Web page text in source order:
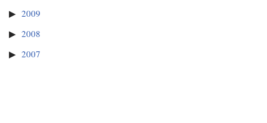
2009
2008
2007